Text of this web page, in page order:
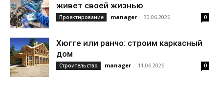
живет своей жизнью
Проектирование manager - 30.06.2026 0
Хюгге или ранчо: строим каркасный
дом
Строительство manager - 11.06.2026 0